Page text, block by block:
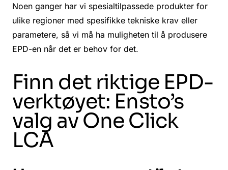
Noen ganger har vi spesialtilpassede produkter for
ulike regioner med spesifikke tekniske krav eller
parametere, så vi må ha muligheten til å produsere
EPD-en når det er behov for det.
Finn det riktige EPD-
verktøyet: Ensto’s
valg av One Click
LCA